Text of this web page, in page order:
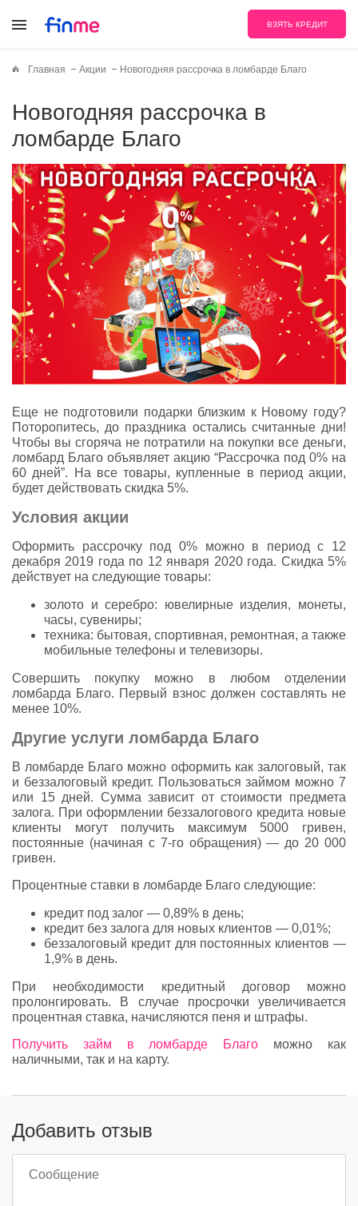
ВЗЯТЬ КРЕДИТ
Главная Акции Новогодняя рассрочка в ломбарде Благо
Новогодняя рассрочка в
ломбарде Благо
Еще не подготовили подарки близким к Новому году?
Поторопитесь, до праздника остались считанные дни!
Чтобы вы сгоряча не потратили на покупки все деньги,
ломбард Благо объявляет акцию “Рассрочка под 0% на
60 дней”. На все товары, купленные в период акции,
будет действовать скидка 5%.
Условия акции
Оформить рассрочку под 0% можно в период с 12
декабря 2019 года по 12 января 2020 года. Скидка 5%
действует на следующие товары:
золото и серебро: ювелирные изделия, монеты,
часы, сувениры;
техника: бытовая, спортивная, ремонтная, а также
мобильные телефоны и телевизоры.
Совершить покупку можно в любом отделении
ломбарда Благо. Первый взнос должен составлять не
менее 10%.
Другие услуги ломбарда Благо
В ломбарде Благо можно оформить как залоговый, так
и беззалоговый кредит. Пользоваться займом можно 7
или 15 дней. Сумма зависит от стоимости предмета
залога. При оформлении беззалогового кредита новые
клиенты могут получить максимум 5000 гривен,
постоянные (начиная с 7-го обращения) — до 20 000
гривен.
Процентные ставки в ломбарде Благо следующие:
кредит под залог — 0,89% в день;
кредит без залога для новых клиентов — 0,01%;
беззалоговый кредит для постоянных клиентов —
1,9% в день.
При необходимости кредитный договор можно
пролонгировать. В случае просрочки увеличивается
процентная ставка, начисляются пеня и штрафы.
Получить займ в ломбарде Благо можно как
наличными, так и на карту.
Добавить отзыв